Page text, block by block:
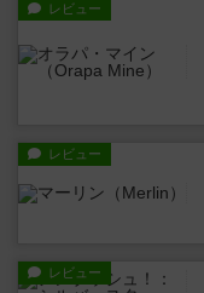
レビュー
レビュー
レビュー